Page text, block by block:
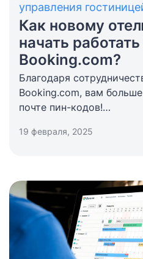
управления
Как новому
начать работать
Booking.com?
Благодаря
Booking.com, вам
почте пин-кодов!
Booking.com, чтобы
19 февраля, 2025